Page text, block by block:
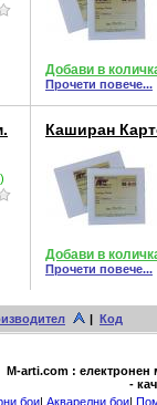
Добави в
Прочети повече...
Каширан
Добави в
Прочети повече...
| Код
М-arti.com : електронен
-
бои| Акварелни бои|